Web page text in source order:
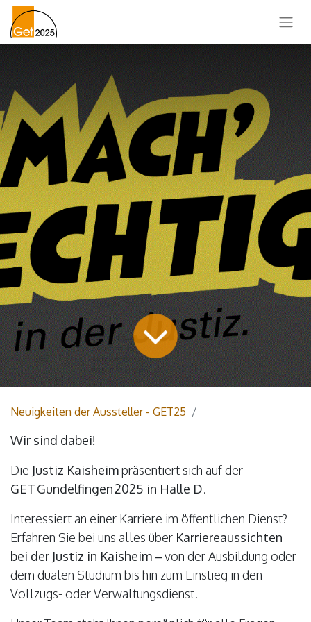
Neuigkeiten der Aussteller - GET25
Wir sind dabei!
Die Justiz Kaisheimpräsentiert sich auf der
GET Gundelfingen 2025 in Halle D.
Interessiert an einer Karriere im öffentlichen Dienst?
Erfahren Sie bei uns alles über Karriereaussichten
bei der Justiz in Kaisheim– von der Ausbildung oder
dem dualen Studium bis hin zum Einstieg in den
Vollzugs- oder Verwaltungsdienst.